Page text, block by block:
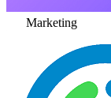
Marketing